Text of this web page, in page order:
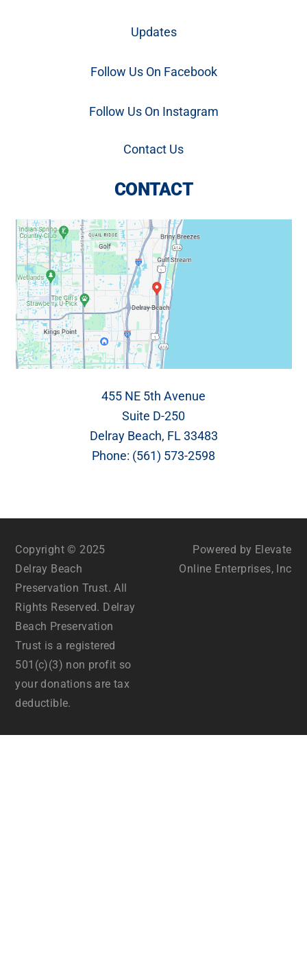
Updates
Follow Us On Facebook
Follow Us On Instagram
Contact Us
CONTACT
455 NE 5th Avenue
Suite D-250
Delray Beach, FL 33483
Phone: (561) 573-2598
Copyright © 2025
Delray Beach
Preservation Trust. All
Rights Reserved. Delray
Beach Preservation
Trust is a registered
501(c)(3) non profit so
your donations are tax
deductible.
Powered by Elevate
Online Enterprises, Inc